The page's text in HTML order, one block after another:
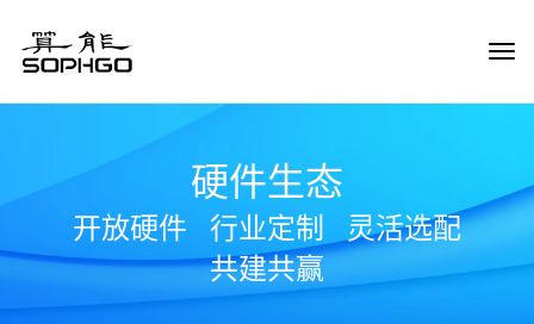
硬件生态
开放硬件 行业定制
灵活选配
共建共赢